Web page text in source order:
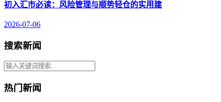
初入汇市必读：风险管理与顺势轻仓的实用建
2026-07-06
搜索新闻
热门新闻